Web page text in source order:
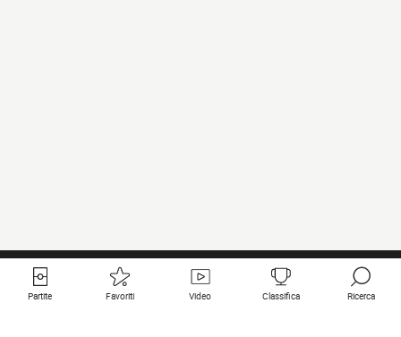
Partite Favoriti Video Classifica Ricerca